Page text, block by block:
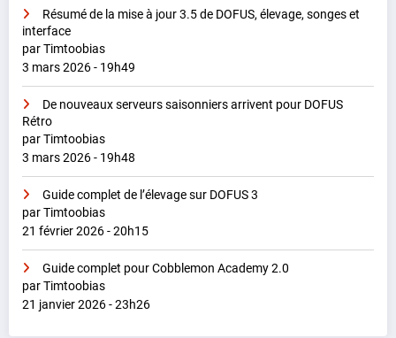
Résumé de la mise à jour 3.5 de DOFUS, élevage, songes et
interface
par Timtoobias
3 mars 2026 - 19h49
De nouveaux serveurs saisonniers arrivent pour DOFUS
Rétro
par Timtoobias
3 mars 2026 - 19h48
Guide complet de l’élevage sur DOFUS 3
par Timtoobias
21 février 2026 - 20h15
Guide complet pour Cobblemon Academy 2.0
par Timtoobias
21 janvier 2026 - 23h26